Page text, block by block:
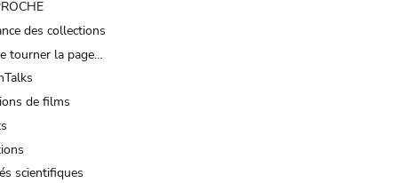
des collections
tourner la page…
de films
scientifiques